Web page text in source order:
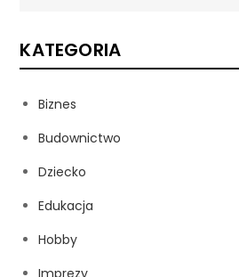
KATEGORIA
Biznes
Budownictwo
Dziecko
Edukacja
Hobby
Imprezy